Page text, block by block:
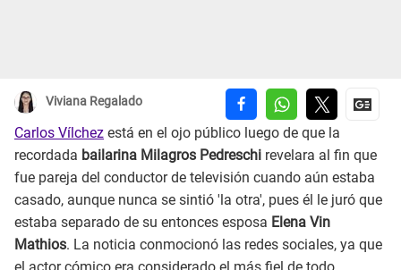
Viviana Regalado
Carlos Vílchez está en el ojo público luego de que la
recordada bailarina Milagros Pedreschi revelara al fin que
fue pareja del conductor de televisión cuando aún estaba
casado, aunque nunca se sintió 'la otra', pues él le juró que
estaba separado de su entonces esposa Elena Vin
Mathios. La noticia conmocionó las redes sociales, ya que